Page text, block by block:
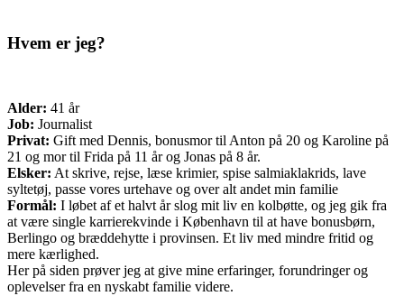
Hvem er jeg?
Alder: 41 år
Job: Journalist
Privat: Gift med Dennis, bonusmor til Anton på 20 og Karoline på
21 og mor til Frida på 11 år og Jonas på 8 år.
Elsker: At skrive, rejse, læse krimier, spise salmiaklakrids, lave
syltetøj, passe vores urtehave og over alt andet min familie
Formål: I løbet af et halvt år slog mit liv en kolbøtte, og jeg gik fra
at være single karrierekvinde i København til at have bonusbørn,
Berlingo og bræddehytte i provinsen. Et liv med mindre fritid og
mere kærlighed.
Her på siden prøver jeg at give mine erfaringer, forundringer og
oplevelser fra en nyskabt familie videre.